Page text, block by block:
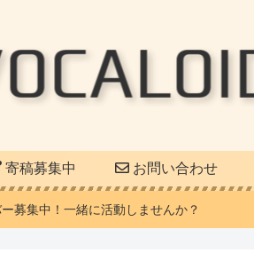
寄稿募集中 お問い合わせ
ー募集中！一緒に活動しませんか？